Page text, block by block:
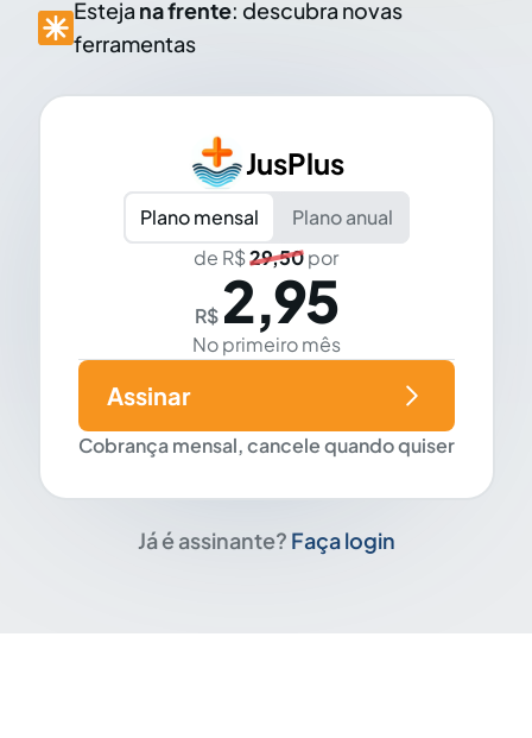
Esteja na frente: descubra novas
ferramentas
JusPlus
Plano mensal
Plano anual
de R$29,50por
R$ 2,95
No primeiro mês
Cobrança mensal, cancele quando quiser
Assinar
Já é assinante? Faça login